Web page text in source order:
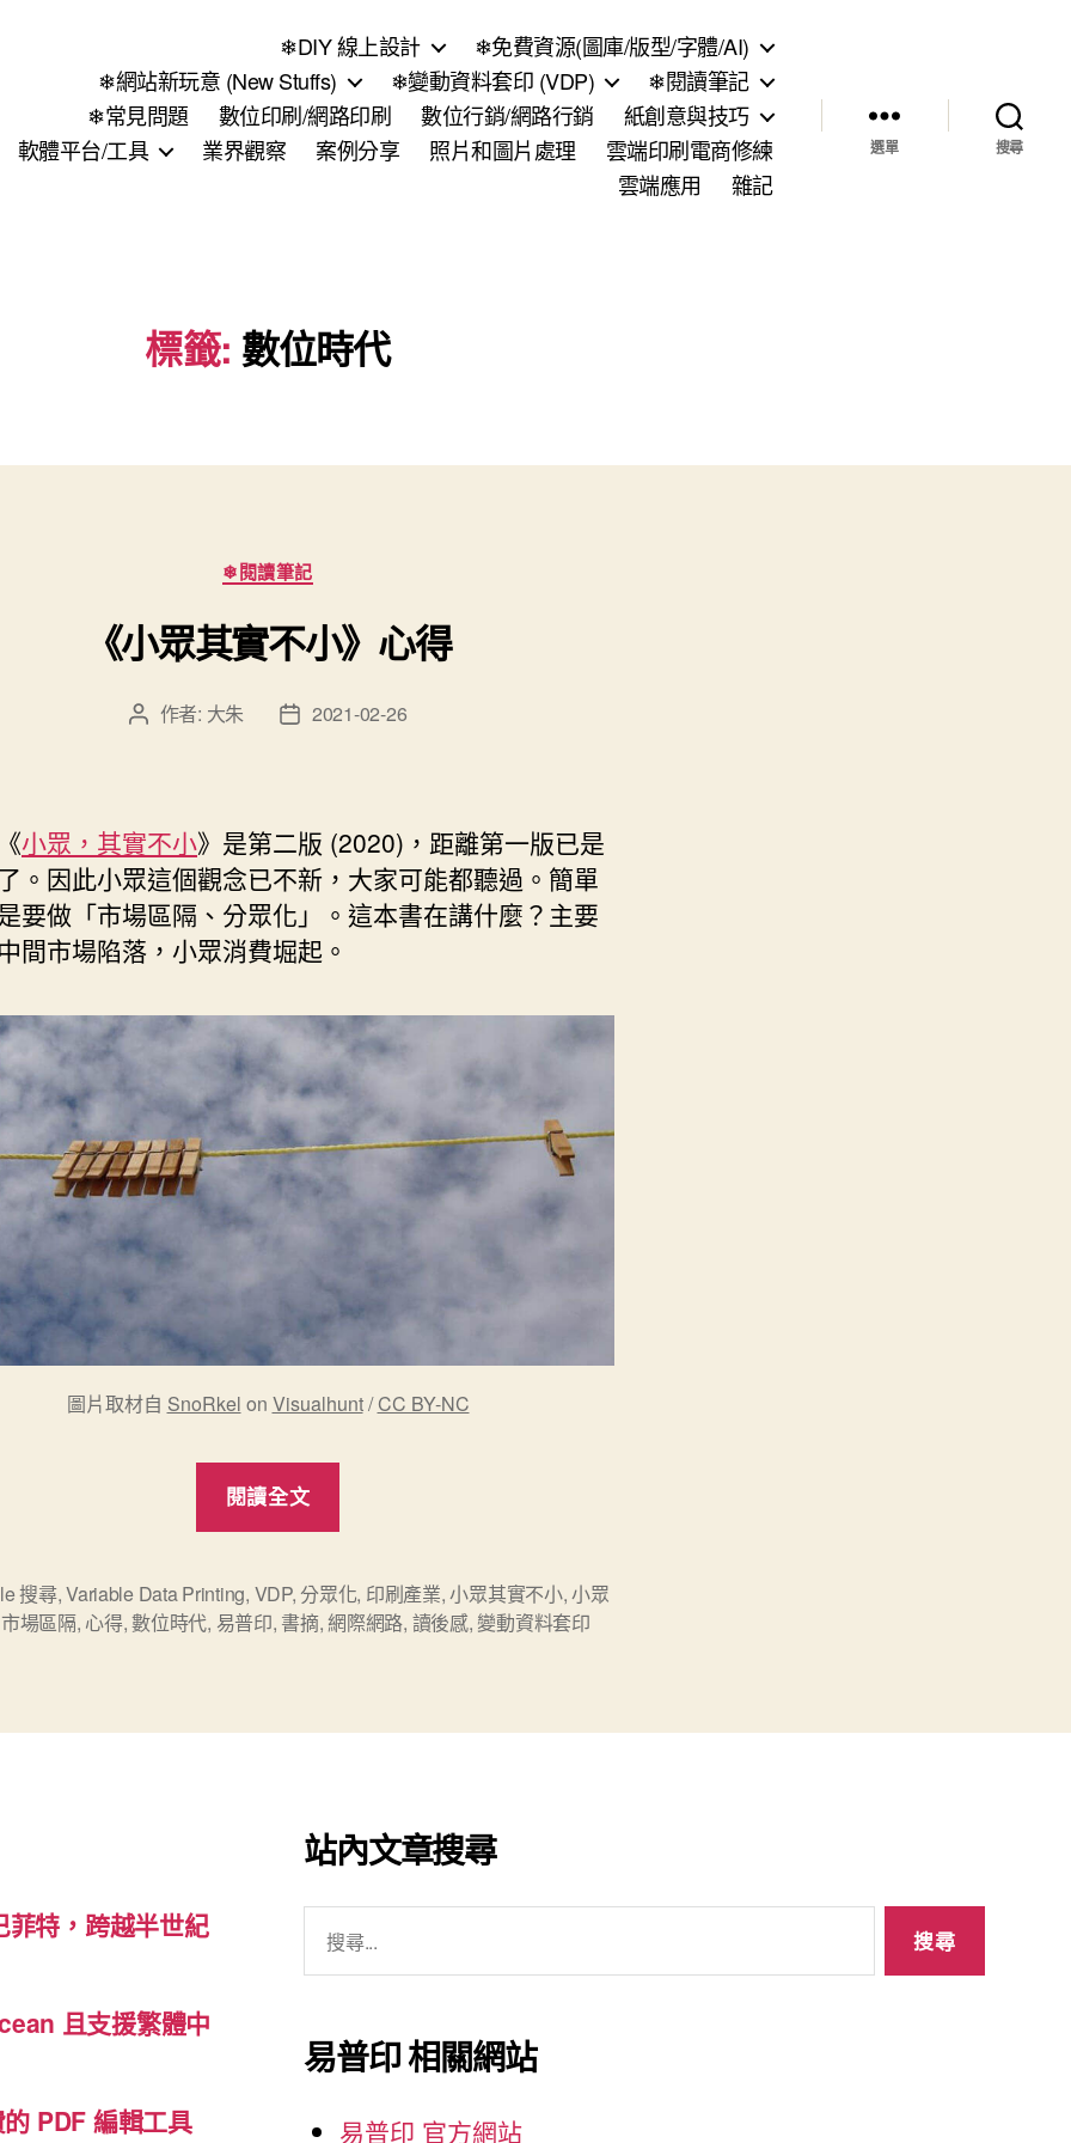
❄DIY 線上設計
❄免費資源(圖庫/版型/字體/AI)
❄網站新玩意 (New Stuffs)
❄變動資料套印 (VDP)
❄閱讀筆記
❄常見問題
數位印刷/網路印刷 數位行銷/網路行銷
紙創意與技巧
軟體平台/工具
業界觀察 案例分享 照片和圖片處理
雲端印刷電商修練
雲端應用
雜記
選單 搜尋
標籤: 數位時代
分
類
❄閱讀筆記
《小眾其實不小》心得
文 作者: 大朱
文
日
期
2021-02-26
小眾，其實不小》是第二版 (2020)，距離第一版已是
。因此小眾這個觀念已不新，大家可能都聽過。簡單
要做「市場區隔、分眾化」。這本書在講什麼？主要
間市場陷落，小眾消費堀起。
圖片取材自 SnoRkel on Visualhunt/CC BY-NC
閱讀全文
實
不
得”
搜尋,Variable Data Printing, VDP,分眾化, 印刷產業,小眾其實不小,小眾
市場區隔, 心得,數位時代, 易普印, 書摘,網際網路, 讀後感, 變動資料套印
菲特，跨越半世紀
且支援繁體中
PDF 編輯工具
站內文章搜尋
字:
易普印 相關網站
易普印 官方網站